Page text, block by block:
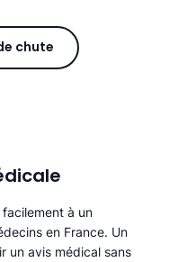
chute
à un
en France. Un
un avis médical sans